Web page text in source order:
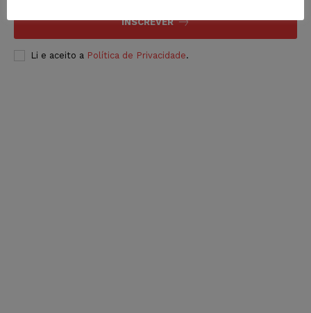
INSCREVER
Li e aceito a Política de Privacidade.